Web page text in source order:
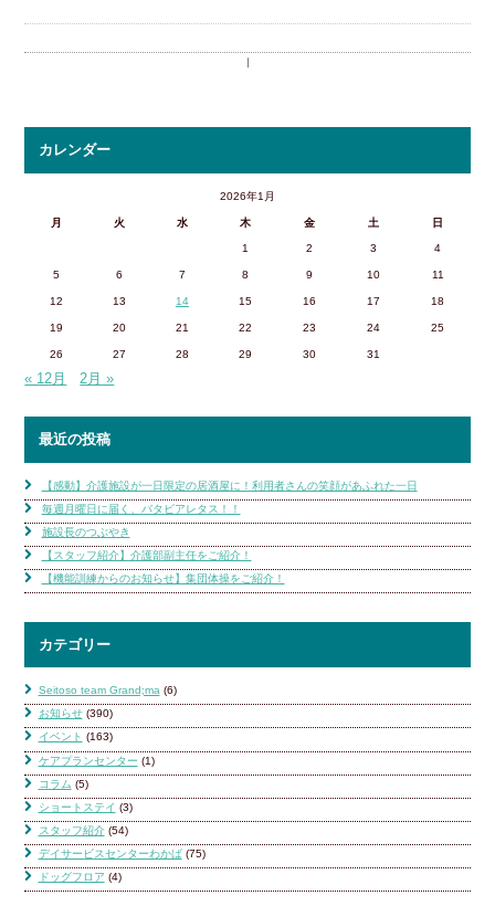
｜
カレンダー
2026年1月
月 火 水 木 金 土 日
1 2 3 4
5 6 7 8 9 10 11
12 13 14 15 16 17 18
19 20 21 22 23 24 25
26 27 28 29 30 31
« 12月 2月 »
最近の投稿
【感動】介護施設が一日限定の居酒屋に！利用者さんの笑顔があふれた一日
毎週月曜日に届く、バタビアレタス！！
施設長のつぶやき
【スタッフ紹介】介護部副主任をご紹介！
【機能訓練からのお知らせ】集団体操をご紹介！
カテゴリー
Seitoso team Grand;ma(6)
お知らせ(390)
イベント (163)
ケアプランセンター (1)
コラム (5)
ショートステイ (3)
スタッフ紹介(54)
デイサービスセンターわかば(75)
ドッグフロア (4)